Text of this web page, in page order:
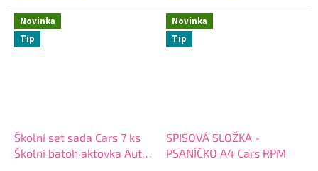
Novinka
Tip
Školní set sada Cars 7 ks
Školní batoh aktovka Auta
Novinka
Tip
SPISOVÁ SLOŽKA -
PSANÍČKO A4 Cars RPM